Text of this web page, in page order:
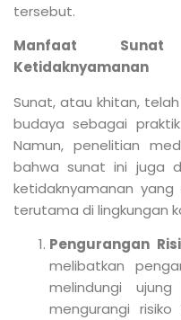
tersebut.
Manfaat
Ketidaknyamanan
Sunat, atau khitan,
budaya sebagai
Namun, penelitian
bahwa sunat ini juga
ketidaknyamanan
terutama di lingkungan
Pengurangan
melibatkan
melindungi
mengurangi